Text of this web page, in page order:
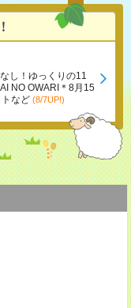
し！ゆっくりの11
NO OWARI＊8月15
など (8/7UP!)